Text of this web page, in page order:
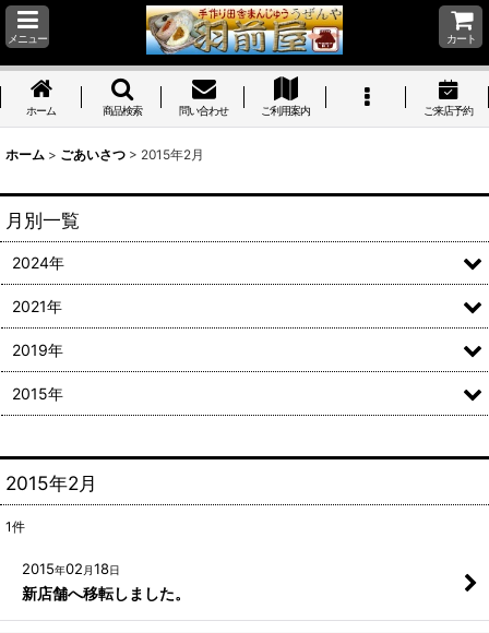
メニュー カート
ホーム 商品検索 問い合わせ ご利用案内 ご来店予約
ホーム > ごあいさつ > 2015年2月
2015年2月
1件
2015年02 月18日
新店舗へ移転しました。
月別一覧
2024年
2021年
2019年
2015年